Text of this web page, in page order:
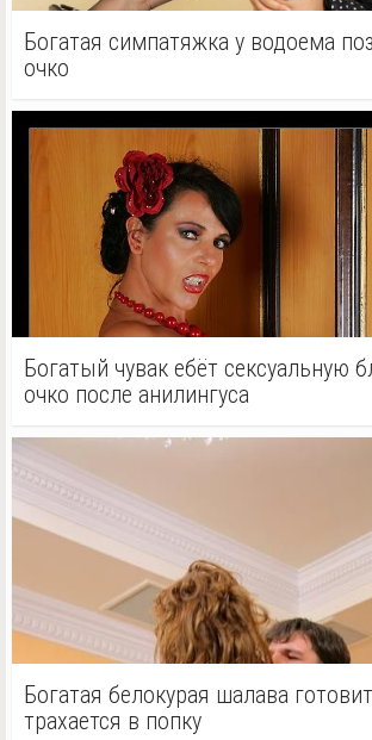
Богатая симпатяжка у водоема
очко
Богатый чувак ебёт сексуальную
очко после анилингуса
Богатая белокурая шалава
трахается в попку